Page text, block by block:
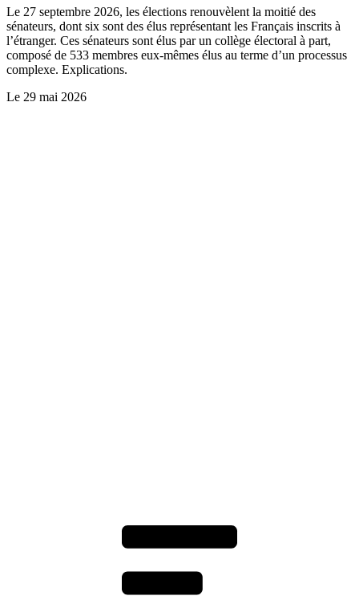
Le 27 septembre 2026, les élections renouvèlent la moitié des
sénateurs, dont six sont des élus représentant les Français inscrits à
l’étranger. Ces sénateurs sont élus par un collège électoral à part,
composé de 533 membres eux-mêmes élus au terme d’un processus
complexe. Explications.
Le 29 mai 2026